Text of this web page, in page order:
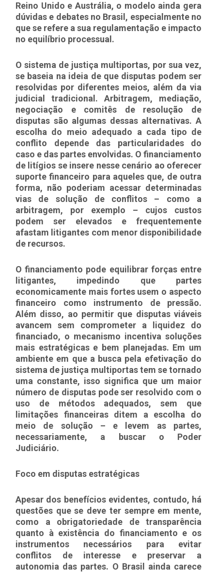
Reino Unido e Austrália, o modelo ainda gera
dúvidas e debates no Brasil, especialmente no
que se refere a sua regulamentação e impacto
no equilíbrio processual.
O sistema de justiça multiportas, por sua vez,
se baseia na ideia de que disputas podem ser
resolvidas por diferentes meios, além da via
judicial tradicional. Arbitragem, mediação,
negociação e comitês de resolução de
disputas são algumas dessas alternativas. A
escolha do meio adequado a cada tipo de
conflito depende das particularidades do
caso e das partes envolvidas. O financiamento
de litígios se insere nesse cenário ao oferecer
suporte financeiro para aqueles que, de outra
forma, não poderiam acessar determinadas
vias de solução de conflitos – como a
arbitragem, por exemplo – cujos custos
podem ser elevados e frequentemente
afastam litigantes com menor disponibilidade
de recursos.
O financiamento pode equilibrar forças entre
litigantes, impedindo que partes
economicamente mais fortes usem o aspecto
financeiro como instrumento de pressão.
Além disso, ao permitir que disputas viáveis
avancem sem comprometer a liquidez do
financiado, o mecanismo incentiva soluções
mais estratégicas e bem planejadas. Em um
ambiente em que a busca pela efetivação do
sistema de justiça multiportas tem se tornado
uma constante, isso significa que um maior
número de disputas pode ser resolvido com o
uso de métodos adequados, sem que
limitações financeiras ditem a escolha do
meio de solução – e levem as partes,
necessariamente, a buscar o Poder
Judiciário.
Foco em disputas estratégicas
Apesar dos benefícios evidentes, contudo, há
questões que se deve ter sempre em mente,
como a obrigatoriedade de transparência
quanto à existência do financiamento e os
instrumentos necessários para evitar
conflitos de interesse e preservar a
autonomia das partes. O Brasil ainda carece